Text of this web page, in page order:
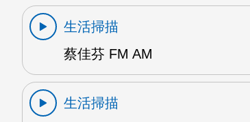
生活掃描
蔡佳芬 FM AM
生活掃描